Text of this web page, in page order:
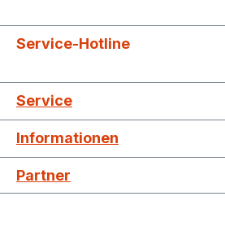
Service-Hotline
Service
Informationen
Partner